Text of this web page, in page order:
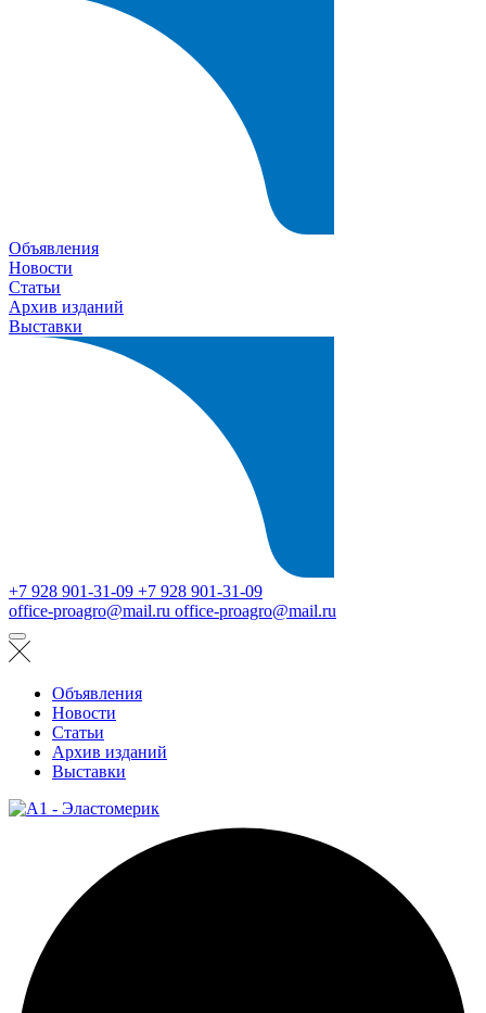
Объявления
Новости
Статьи
Архив изданий
Выставки
+7 928 901-31-09 +7 928 901-31-09
office-proagro@mail.ru office-proagro@mail.ru
Объявления
Новости
Статьи
Архив изданий
Выставки